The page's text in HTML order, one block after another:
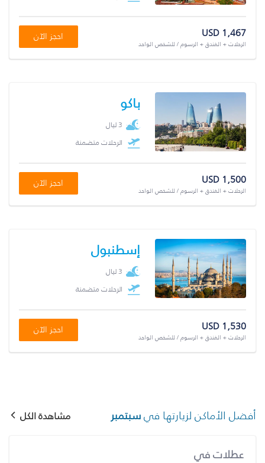
USD 1,467
الرحلات + الفندق + الرسوم / للشخص الواحد
احجز الآن
باكو
3 ليال
الرحلات متضمنة
USD 1,500
الرحلات + الفندق + الرسوم / للشخص الواحد
احجز الآن
إسطنبول
3 ليال
الرحلات متضمنة
USD 1,530
الرحلات + الفندق + الرسوم / للشخص الواحد
احجز الآن
أفضل الأماكن لزيارتها فيسبتمبر مشاهدة الكل
عطلات في